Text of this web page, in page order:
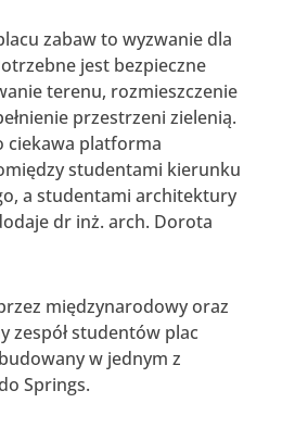
zabaw to wyzwanie dla
jest bezpieczne
terenu, rozmieszczenie
przestrzeni zielenią.
ciekawa platforma
studentami kierunku
a studentami architektury
dr inż. arch. Dorota
międzynarodowy oraz
zespół studentów plac
w jednym z
Springs.